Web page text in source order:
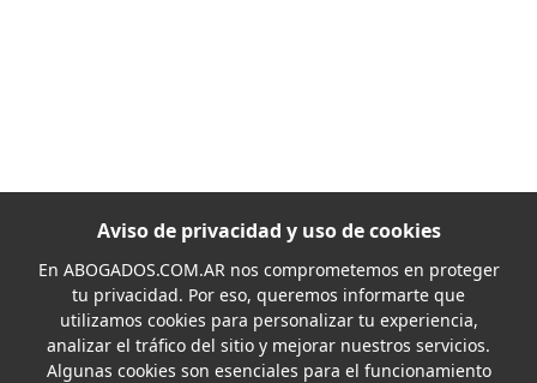
Aviso de privacidad y uso de cookies
En ABOGADOS.COM.ARnos comprometemos en proteger
tu privacidad. Por eso, queremos informarte que
utilizamos cookies para personalizar tu experiencia,
analizar el tráfico del sitio y mejorar nuestros servicios.
Algunas cookies son esenciales para el funcionamiento